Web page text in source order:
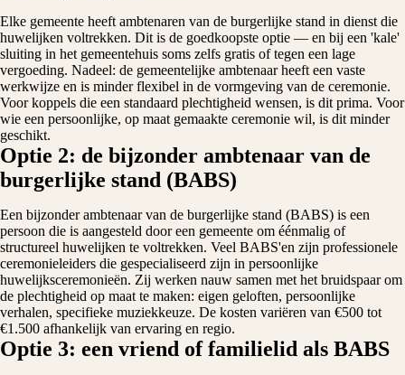
Elke gemeente heeft ambtenaren van de burgerlijke stand in dienst die
huwelijken voltrekken. Dit is de goedkoopste optie — en bij een 'kale'
sluiting in het gemeentehuis soms zelfs gratis of tegen een lage
vergoeding. Nadeel: de gemeentelijke ambtenaar heeft een vaste
werkwijze en is minder flexibel in de vormgeving van de ceremonie.
Voor koppels die een standaard plechtigheid wensen, is dit prima. Voor
wie een persoonlijke, op maat gemaakte ceremonie wil, is dit minder
geschikt.
Optie 2: de bijzonder ambtenaar van de
burgerlijke stand (BABS)
Een bijzonder ambtenaar van de burgerlijke stand (BABS) is een
persoon die is aangesteld door een gemeente om éénmalig of
structureel huwelijken te voltrekken. Veel BABS'en zijn professionele
ceremonieleiders die gespecialiseerd zijn in persoonlijke
huwelijksceremonieën. Zij werken nauw samen met het bruidspaar om
de plechtigheid op maat te maken: eigen geloften, persoonlijke
verhalen, specifieke muziekkeuze. De kosten variëren van €500 tot
€1.500 afhankelijk van ervaring en regio.
Optie 3: een vriend of familielid als BABS